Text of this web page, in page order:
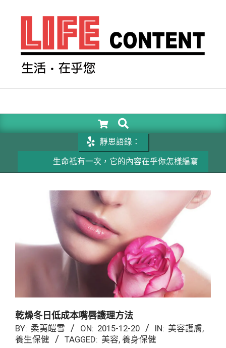
LIFE
SEARCH
靜思語錄：
生命祇有一次，它的內容在乎你怎樣編寫
乾燥冬日低成本嘴唇護理方法
BY: 柔荑皚雪 ON: 2015-12-20 IN: 美容護膚,
養生保健
TAGGED: 美容, 養身保健